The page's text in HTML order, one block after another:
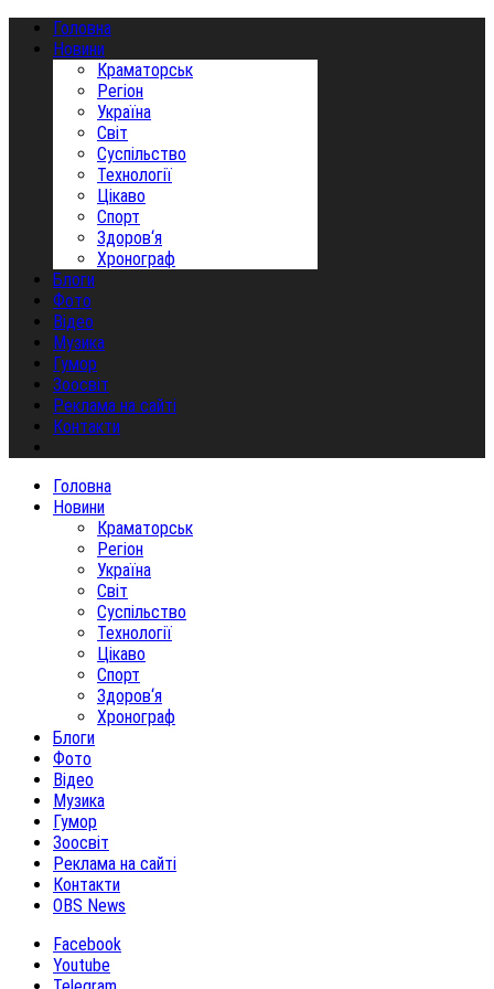
Головна
Новини
Краматорськ
Регіон
Україна
Світ
Суспільство
Технології
Цікаво
Спорт
Здоров‘я
Хронограф
Блоги
Фото
Відео
Музика
Гумор
Зоосвіт
Реклама на сайті
Контакти
Головна
Новини
Краматорськ
Регіон
Україна
Світ
Суспільство
Технології
Цікаво
Спорт
Здоров‘я
Хронограф
Блоги
Фото
Відео
Музика
Гумор
Зоосвіт
Реклама на сайті
Контакти
OBS News
Facebook
Youtube